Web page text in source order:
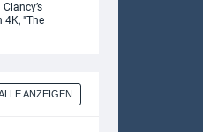
4K, "The
ANZEIGEN